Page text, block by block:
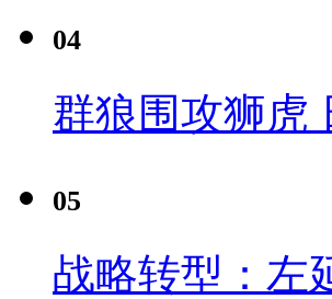
04
群狼围攻狮虎
05
战略转型：左